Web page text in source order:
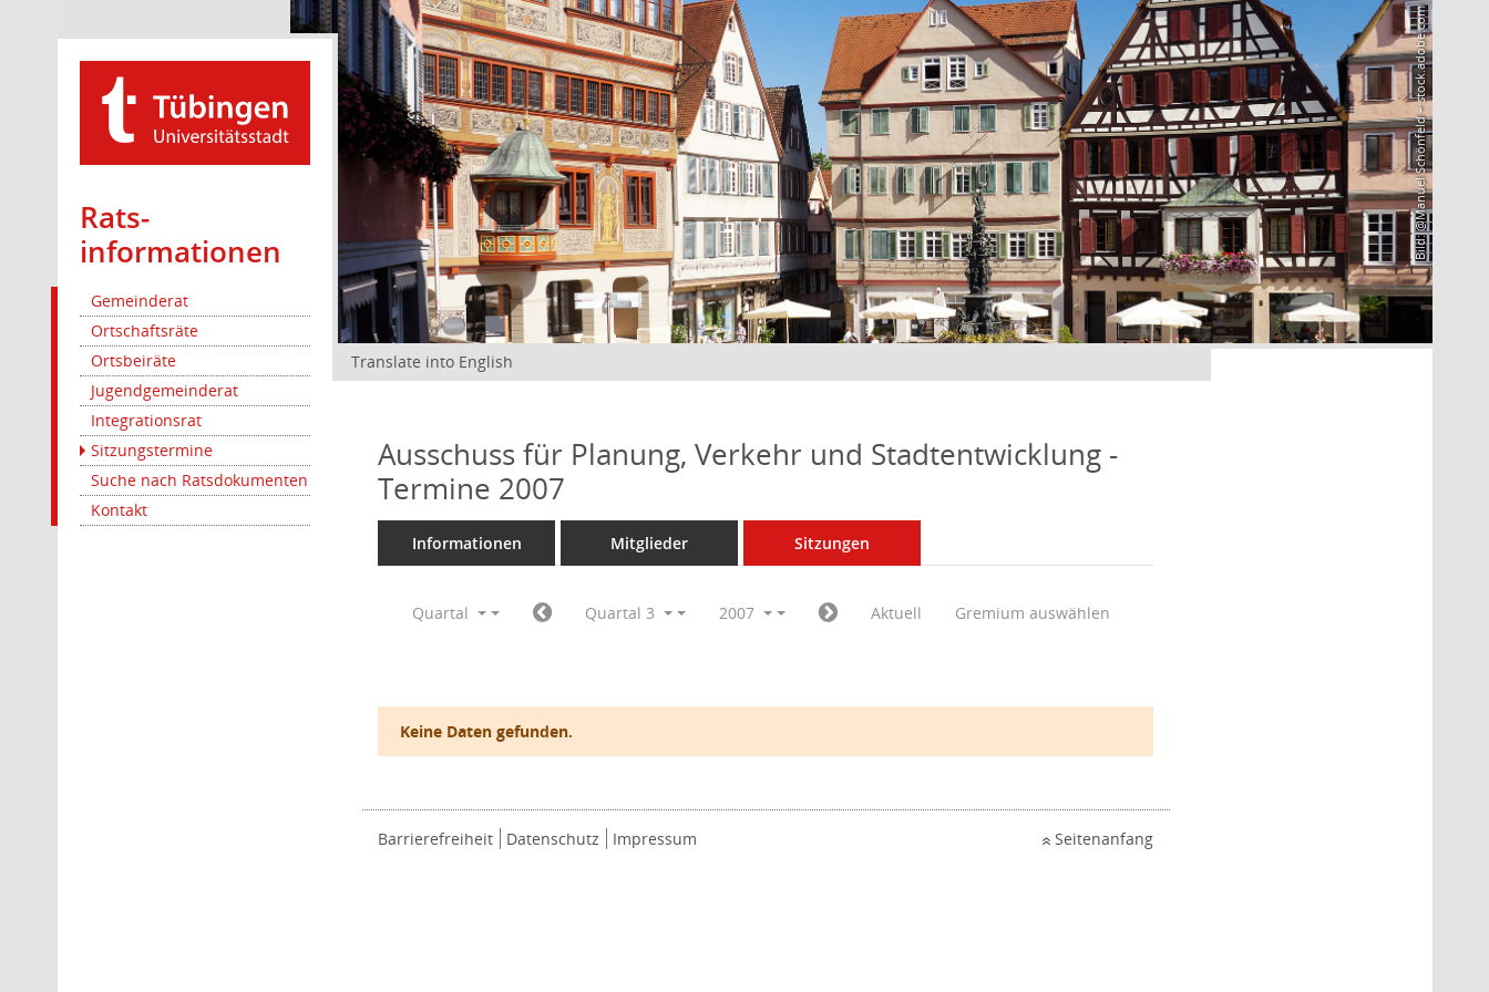
Rats­
informationen
Gemeinderat
Ortschaftsräte
Ortsbeiräte
Jugendgemeinderat
Integrationsrat
Sitzungstermine
Suche nach Ratsdokumenten
Kontakt
Bild: @Manuel Schönfeld – stock.adobe.com
Translate into English
Ausschuss für Planung, Verkehr und Stadtentwicklung -
Termine 2007
Informationen Mitglieder Sitzungen
Quartal Quartal 3 2007 Aktuell Gremium auswählen
Keine Daten gefunden.
Barrierefreiheit Datenschutz Impressum Seitenanfang